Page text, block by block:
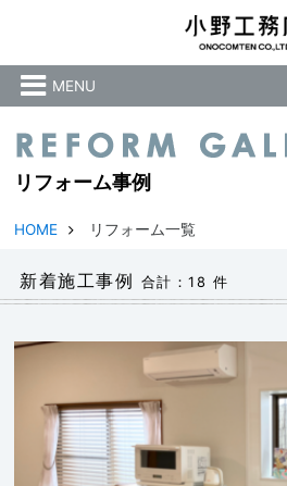
MENU
リフォーム事例
HOME リフォーム一覧
新着施工事例 合計：18 件